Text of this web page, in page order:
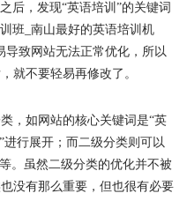
后，发现“英语培训”的关键词
班_南山最好的英语培训机
导致网站无法正常优化，所以
就不要轻易再修改了。
，如网站的核心关键词是“英
进行展开；而二级分类则可以
。虽然二级分类的优化并不被
没有那么重要，但也很有必要